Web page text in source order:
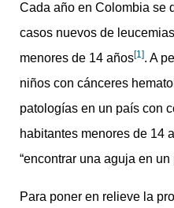
Cada año en Colombia se
casos nuevos de
menores de 14 años[1]. A
niños con cánceres
patologías en un país con
habitantes menores de 14
“encontrar una aguja en un
Para poner en relieve la